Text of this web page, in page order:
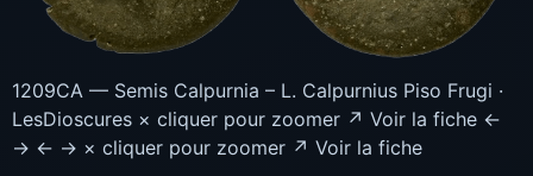
1209CA — Semis Calpurnia – L. Calpurnius Piso Frugi ·
LesDioscures × cliquer pour zoomer ↗ Voir la fiche ←
→ ← → × cliquer pour zoomer ↗ Voir la fiche